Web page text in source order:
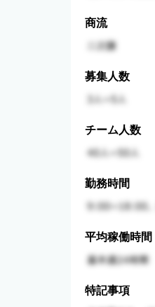
商流
募集人数
チーム人数
勤務時間
平均稼働時間
特記事項